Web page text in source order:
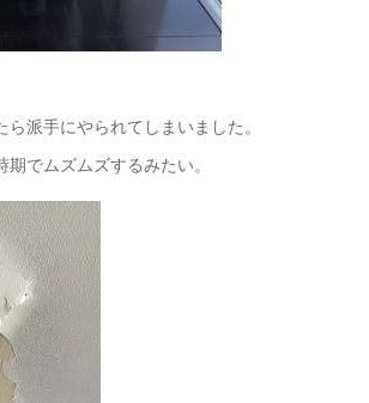
派手にやられてしまいました。
でムズムズするみたい。